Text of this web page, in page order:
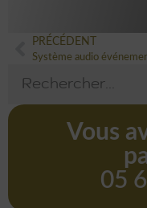
PRÉCÉDENT
Vous
05